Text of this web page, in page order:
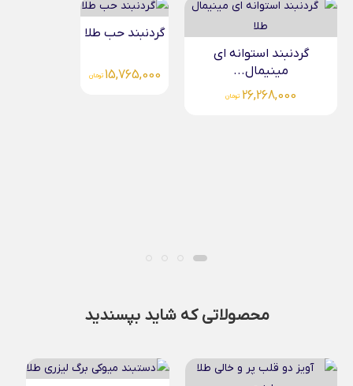
گردنبند حب طلا
15,765,000 تومان
گردنبند گندم مینیمال طلا
15,248,000
محصولاتی که شاید بپسندید